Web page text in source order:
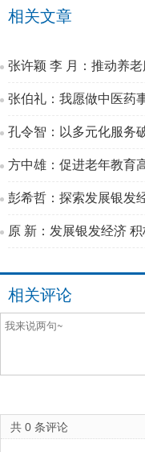
相关文章
张许颖 李 月：推动养
张伯礼：我愿做中医药
孔令智：以多元化服务
方中雄：促进老年教育
彭希哲：探索发展银发
原 新：发展银发经济
相关评论
共 0 条评论